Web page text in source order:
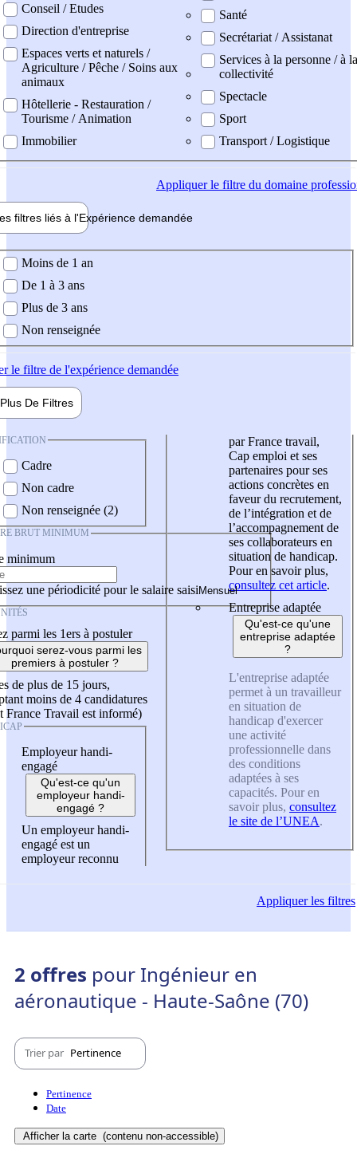
Conseil / Etudes
Direction d'entreprise
Espaces verts et naturels /
Agriculture / Pêche / Soins aux
animaux
Hôtellerie - Restauration /
Tourisme / Animation
Immobilier
Santé
Secrétariat / Assistanat
Services à la personne / à la
collectivité
Spectacle
Sport
Transport / Logistique
Appliquerle filtre du domaine
filtres liés à l'Expérience demandée
demandée
Moins de 1 an
De 1 à 3 ans
Plus de 3 ans
Non renseignée
le filtre de l'expérience demandée
Plus De Filtres
Cadre
Non cadre
Non renseignée (2)
BRUT MINIMUM
minimum
une périodicité pour le salaire saisi
parmi les 1ers à postuler
serez-vous parmi les
premiers à postuler ?
de plus de 15 jours,
moins de 4 candidatures
France Travail est informé)
Employeur handi-
engagé
Qu'est-ce qu'un
employeur handi-
engagé ?
Un employeur handi-
engagé est un
employeur reconnu
par France travail,
Cap emploi et ses
partenaires pour ses
actions concrètes en
faveur du recrutement,
de l’intégration et de
l’accompagnement de
ses collaborateurs en
situation de handicap.
Pour en savoir plus,
consultez cet article.
Entreprise adaptée
Qu'est-ce qu'une
entreprise adaptée
?
L'entreprise adaptée
permet à un travailleur
en situation de
handicap d'exercer
une activité
professionnelle dans
des conditions
adaptées à ses
capacités. Pour en
savoir plus, consultez
le site de l’UNEA.
Appliquerles filtres
2 offres pour Ingénieur en
aéronautique - Haute-Saône (70)
Trier par Pertinence
Pertinence
Date
Afficher la carte (contenu non-accessible)